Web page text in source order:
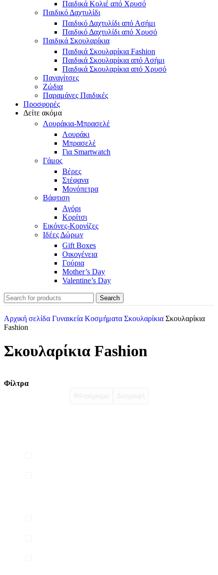
Παιδικά Κολιέ από Χρυσό
Παιδικό Δαχτυλίδι
Παιδικό Δαχτυλίδι από Ασήμι
Παιδικό Δαχτυλίδι από Χρυσό
Παιδικά Σκουλαρίκια
Παιδικά Σκουλαρίκια Fashion
Παιδικά Σκουλαρίκια από Ασήμι
Παιδικά Σκουλαρίκια από Χρυσό
Παναγίτσες
Ζώδια
Παραμάνες Παιδικές
Προσφορές
Δείτε ακόμα
Λουράκια-Μπρασελέ
Λουράκι
Μπρασελέ
Για Smartwatch
Γάμος
Βέρες
Στέφανα
Μονόπετρα
Βάφτιση
Αγόρι
Κορίτσι
Εικόνες-Κορνίζες
Ιδέες Δώρων
Gift Boxes
Οικογένεια
Γούρια
Mother’s Day
Valentine’s Day
Search
Αρχική σελίδα Γυναικεία Κοσμήματα Σκουλαρίκια Σκουλαρίκια
Fashion
Σκουλαρίκια Fashion
Φίλτρα